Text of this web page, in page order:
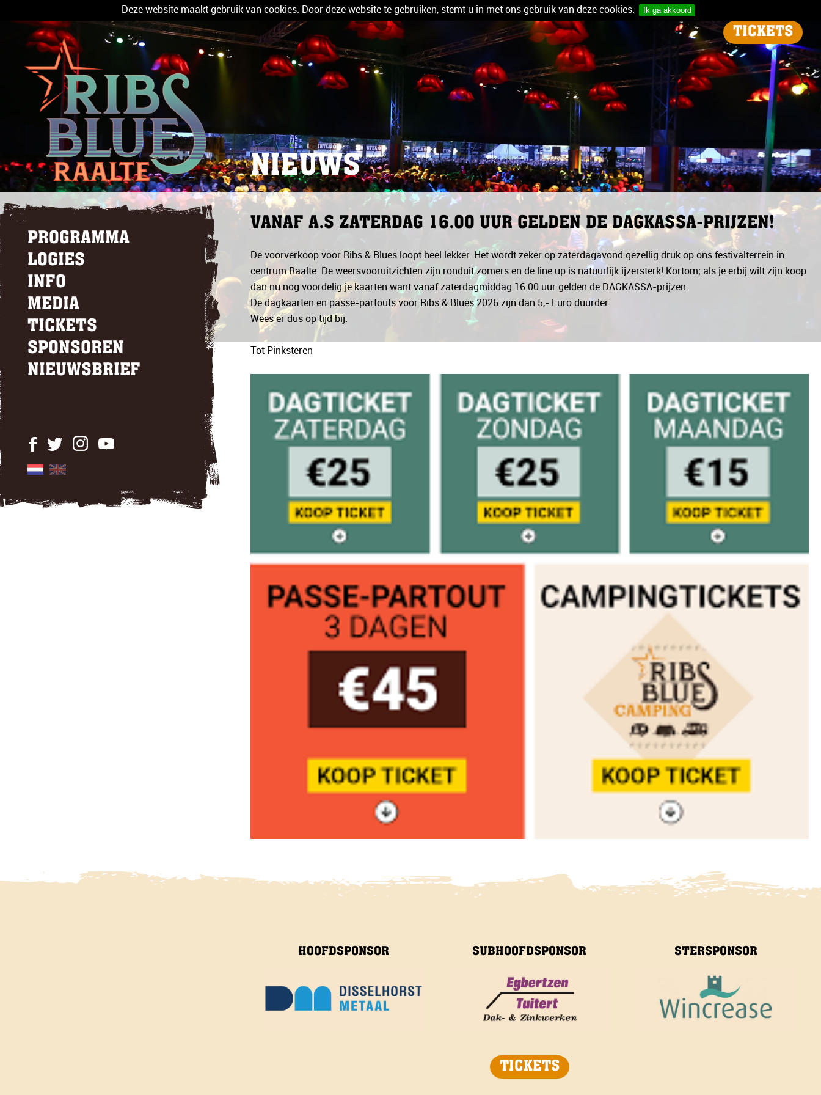
Deze website maakt gebruik van cookies. Door deze website te gebruiken, stemt u in met ons gebruik van deze cookies. Ik ga akkoord
TICKETS
PROGRAMMA
LOGIES
INFO
MEDIA
TICKETS
SPONSOREN
NIEUWSBRIEF
NIEUWS
VANAF A.S ZATERDAG 16.00 UUR GELDEN DE DAGKASSA-PRIJZEN!
De voorverkoop voor Ribs & Blues loopt heel lekker. Het wordt zeker op zaterdagavond gezellig druk op ons festivalterrein in
centrum Raalte. De weersvooruitzichten zijn ronduit zomers en de line up is natuurlijk ijzersterk! Kortom; als je erbij wilt zijn koop
dan nu nog voordelig je kaarten want vanaf zaterdagmiddag 16.00 uur gelden de DAGKASSA-prijzen.
De dagkaarten en passe-partouts voor Ribs & Blues 2026 zijn dan 5,- Euro duurder.
Wees er dus op tijd bij.
Tot Pinksteren
HOOFDSPONSOR SUBHOOFDSPONSOR STERSPONSOR
TICKETS